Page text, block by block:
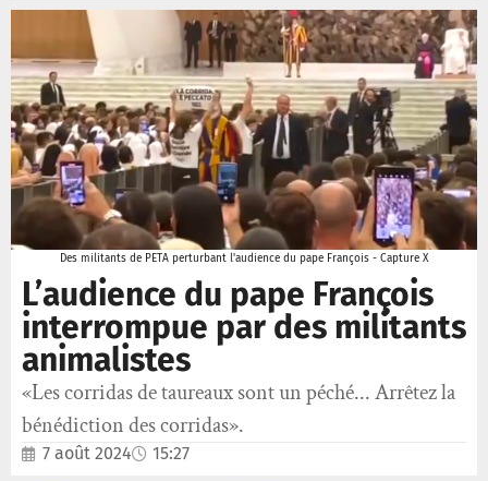
Des militants de PETA perturbant l'audience du pape François - Capture X
L’audience du pape François
interrompue par des militants
animalistes
«Les corridas de taureaux sont un péché... Arrêtez la
bénédiction des corridas».
7 août 2024 15:27